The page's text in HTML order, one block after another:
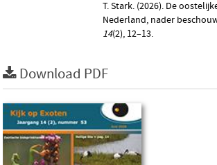
T. Stark. (2026). De
Nederland, nader
14(2), 12–13.
Download PDF